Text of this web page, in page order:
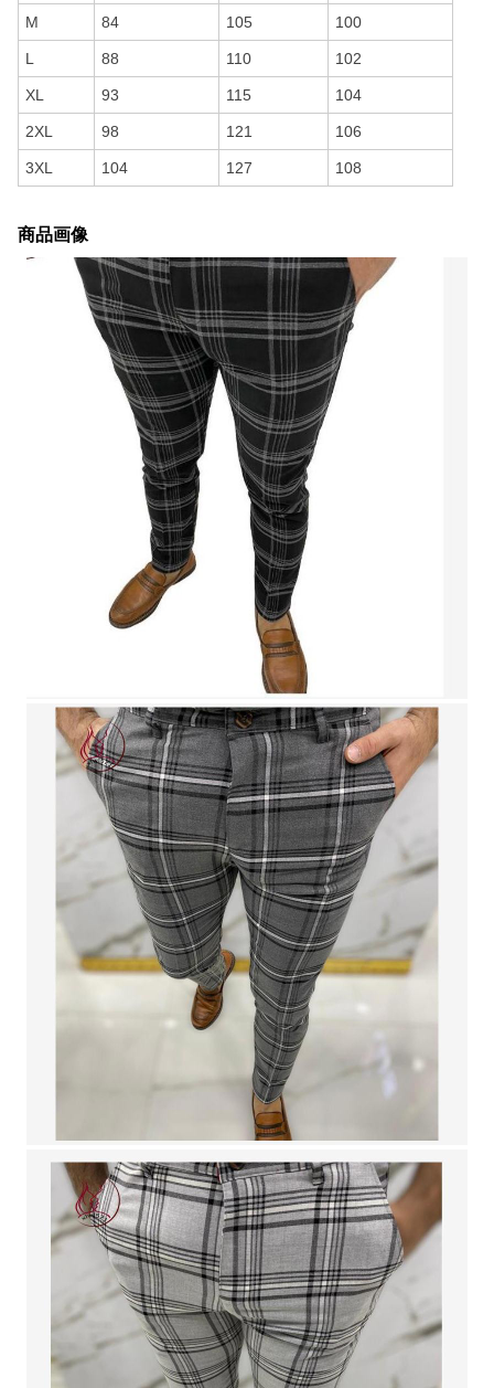
M 84 105 100
L 88 110 102
XL 93 115 104
2XL 98 121 106
3XL 104 127 108
商品画像